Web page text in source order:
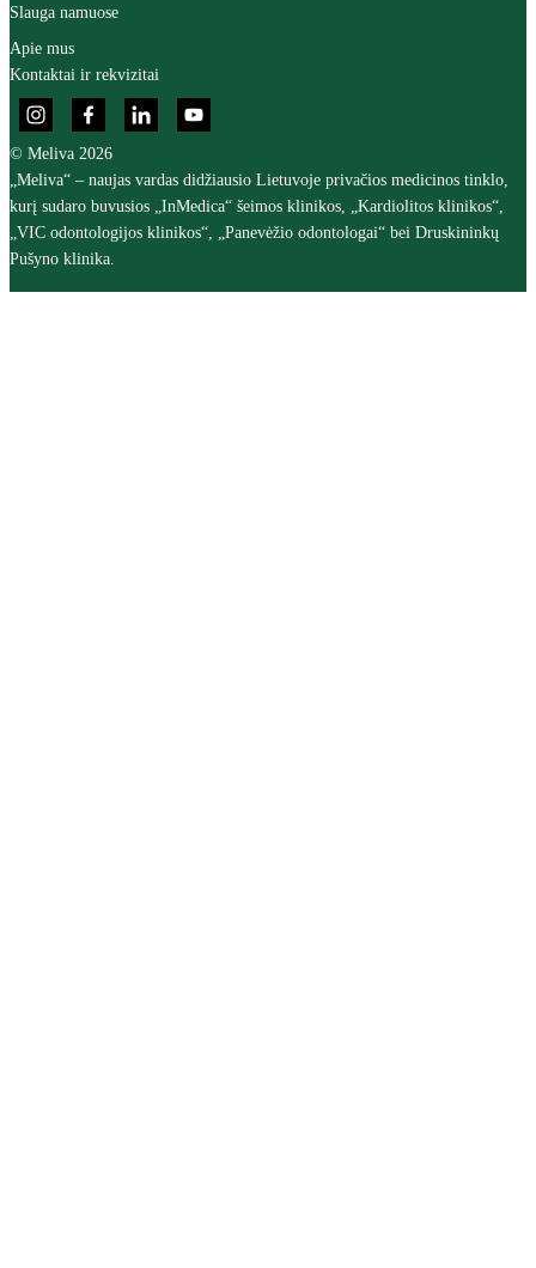
Slauga namuose
Apie mus
Kontaktai ir rekvizitai
© Meliva 2026
„Meliva“ – naujas vardas didžiausio Lietuvoje privačios medicinos tinklo,
kurį sudaro buvusios „InMedica“ šeimos klinikos, „Kardiolitos klinikos“,
„VIC odontologijos klinikos“, „Panevėžio odontologai“ bei Druskininkų
Pušyno klinika.